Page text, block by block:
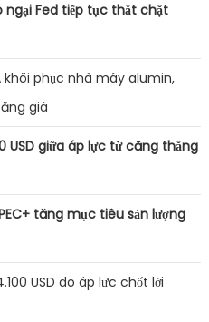
Fed tiếp tục thắt chặt
khôi phục nhà máy alumin,
giá
USD giữa áp lực từ căng thẳng
tăng mục tiêu sản lượng
USD do áp lực chốt lời